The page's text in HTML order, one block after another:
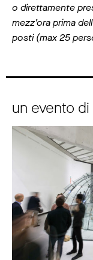
o direttamente
mezz’ora prima
posti (max 25
un evento di